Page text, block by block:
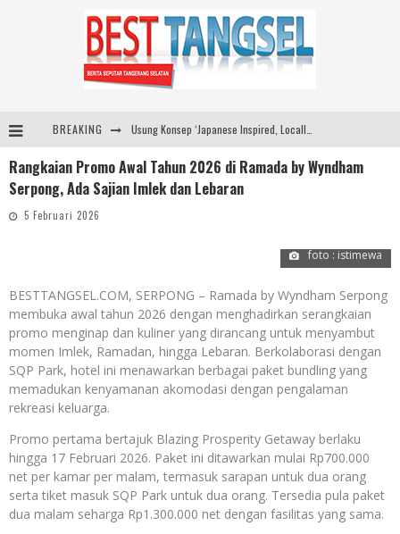
BREAKING
Diabetes Connection Care Eka Hospital BSD Hadirkan Pendekatan Komprehensif Tangani Diabetes dan Obesitas
Rangkaian Promo Awal Tahun 2026 di Ramada by Wyndham
Serpong, Ada Sajian Imlek dan Lebaran
5 Februari 2026
foto : istimewa
BESTTANGSEL.COM, SERPONG – Ramada by Wyndham Serpong
membuka awal tahun 2026 dengan menghadirkan serangkaian
promo menginap dan kuliner yang dirancang untuk menyambut
momen Imlek, Ramadan, hingga Lebaran. Berkolaborasi dengan
SQP Park, hotel ini menawarkan berbagai paket bundling yang
memadukan kenyamanan akomodasi dengan pengalaman
rekreasi keluarga.
Promo pertama bertajuk Blazing Prosperity Getaway berlaku
hingga 17 Februari 2026. Paket ini ditawarkan mulai Rp700.000
net per kamar per malam, termasuk sarapan untuk dua orang
serta tiket masuk SQP Park untuk dua orang. Tersedia pula paket
dua malam seharga Rp1.300.000 net dengan fasilitas yang sama.